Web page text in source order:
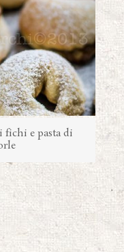
fichi e pasta di